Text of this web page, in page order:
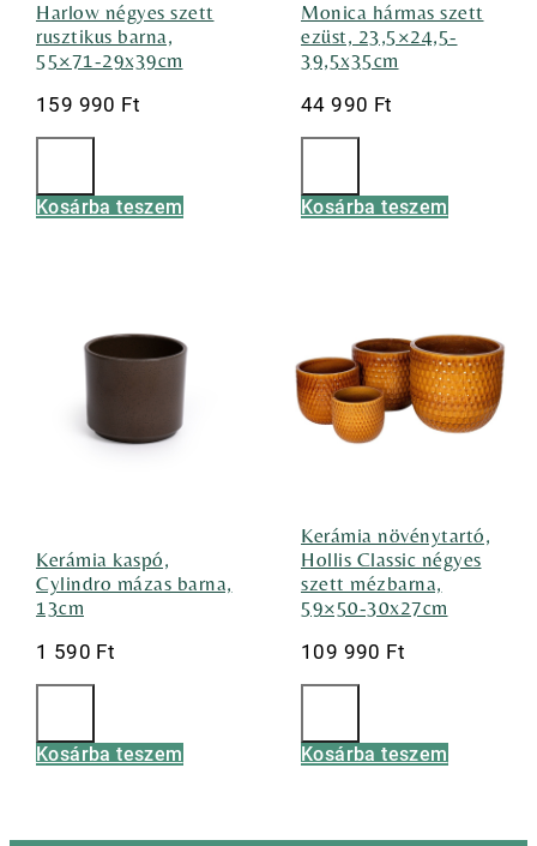
Harlow négyes szett
rusztikus barna,
55×71-29x39cm
159 990 Ft
Kosárba teszem
Monica hármas szett
ezüst, 23,5×24,5-
39,5x35cm
44 990 Ft
Kosárba teszem
Kerámia kaspó,
Cylindro mázas barna,
13cm
1 590 Ft
Kosárba teszem
Kerámia növénytartó,
Hollis Classic négyes
szett mézbarna,
59×50-30x27cm
109 990 Ft
Kosárba teszem